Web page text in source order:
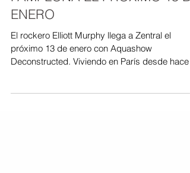
ELLIOTT MURPHY EN
PAMPLONA EL PRÓXIMO 13
ENERO
El rockero Elliott Murphy llega a Zentral el
Deconstructed. Viviendo en París desde hace